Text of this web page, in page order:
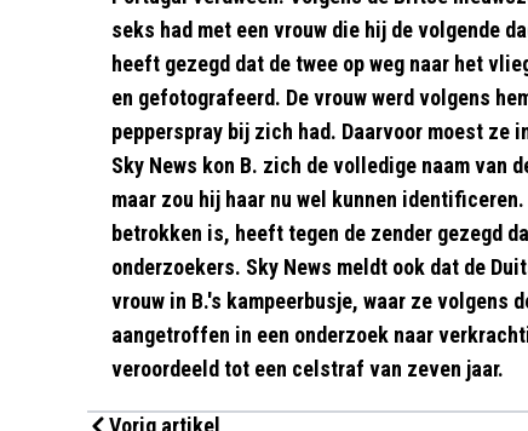
seks had met een vrouw die hij de volgende
heeft gezegd dat de twee op weg naar het
en gefotografeerd. De vrouw werd volgens
pepperspray bij zich had. Daarvoor moest ze
Sky News kon B. zich de volledige naam van
maar zou hij haar nu wel kunnen
betrokken is, heeft tegen de zender gezegd
onderzoekers. Sky News meldt ook dat de
vrouw in B.'s kampeerbusje, waar ze volgens
aangetroffen in een onderzoek naar
veroordeeld tot een celstraf van zeven jaar.
Vorig artikel